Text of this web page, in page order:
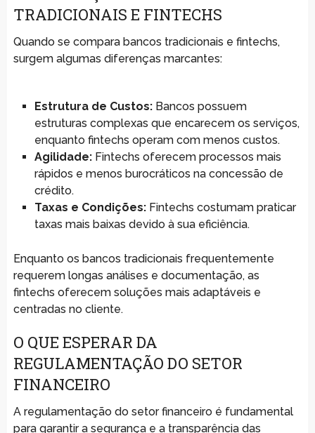
TRADICIONAIS E FINTECHS
Quando se compara bancos tradicionais e fintechs,
surgem algumas diferenças marcantes:
Estrutura de Custos:Bancos possuem
estruturas complexas que encarecem os serviços,
enquanto fintechs operam com menos custos.
Agilidade:Fintechs oferecem processos mais
rápidos e menos burocráticos na concessão de
crédito.
Taxas e Condições:Fintechs costumam praticar
taxas mais baixas devido à sua eficiência.
Enquanto os bancos tradicionais frequentemente
requerem longas análises e documentação, as
fintechs oferecem soluções mais adaptáveis e
centradas no cliente.
O QUE ESPERAR DA
REGULAMENTAÇÃO DO SETOR
FINANCEIRO
A regulamentação do setor financeiro é fundamental
para garantir a segurança e a transparência das